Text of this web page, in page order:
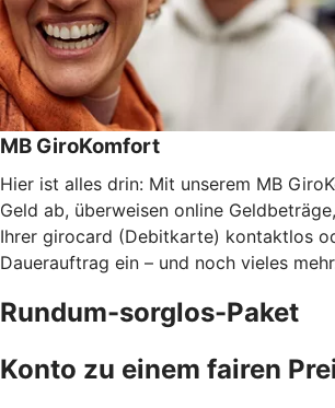
MB GiroKomfort
Hier ist alles drin: Mit unserem MB
Geld ab, überweisen online
Ihrer girocard (Debitkarte) kontaktlos
Dauerauftrag ein – und noch vieles
Rundum-sorglos-Paket
Konto zu einem fairen